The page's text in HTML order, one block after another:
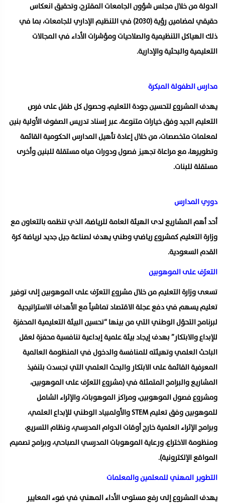
الدولة من خلال مجلس شؤون الجامعات المقترح، وتحقيق انعكاس
حقيقي لمضامين رؤية (2030) في التنظيم الإداري للجامعات، بما في
ذلك الهياكل التنظيمية والصلاحيات ومؤشرات الأداء في المجالات
التعليمية والبحثية والإدارية.
مدارس الطفولة المبكرة
يهدف المشروع لتحسين جودة التعليم، وحصول كل طفل على فرص
التعليم الجيد وفق خيارات متنوعة، عبر إسناد تدريس الصفوف الأولية بنين
لمعلمات متخصصات، من خلال إعادة تأهيل المدارس الحكومية القائمة
وتطويرها، مع مراعاة تجهيز فصول ودورات مياه مستقلة للبنين وأخرى
مستقلة للبنات.
دوري المدارس
أحد أهم المشاريع لدى الهيئة العامة للرياضة، الذي تنظمه بالتعاون مع
وزارة التعليم كمشروع رياضي وطني يهدف لصناعة جيل جديد لرياضة كرة
القدم السعودية.
التعرّف على الموهوبين
تسعى وزارة التعليم من خلال مشروع التعرّف على الموهوبين إلى توفير
تعليم يسهم في دفع عجلة الاقتصاد تماشياً مع الأهداف الاستراتيجية
لبرنامج التحوّل الوطني التي من بينها “تحسين البيئة التعليمية المحفزة
للإبداع والابتكار” بهدف إيجاد بيئة علمية إبداعية تنافسية محفزة لعقل
الباحث العلمي وتهيئته للمنافسة والدخول في المنظومة العالمية
المعرفية القائمة على الابتكار والبحث العلمي التي تجسدت بتنفيذ
المشاريع والبرامج المتمثلة في (مشروع التعرّف على الموهوبين،
ومشروع فصول الموهوبين، ومراكز الموهوبات، والإثراء الشامل
للموهوبين وفق تعليم STEM والأولمبياد الوطني للإبداع العلمي،
وبرامج الإثراء العلمية خارج أوقات الدوام المدرسي، ونظام التسريع،
ومنظومة الاختراع، ورعاية الموهوبات المدرسي الصباحي، وبرامج تصميم
المواقع الإلكترونية).
التطوير المهني للمعلمين والمعلمات
يهدف المشروع إلى رفع مستوى الأداء المهني في ضوء المعايير